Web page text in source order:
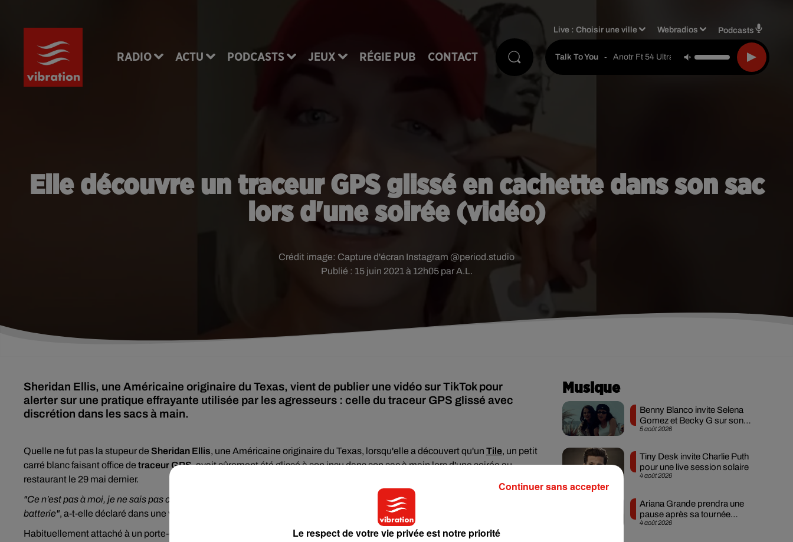
RADIO ACTU PODCASTS JEUX RÉGIE PUB CONTACT
Live :Choisir une ville Webradios Podcasts
Talk To You - Anotr Ft 54 Ultra
Elle découvre un traceur GPS glissé en cachette dans son sac
lors d'une soirée (vidéo)
Publié : 15 juin 2021 à 12h05 par A.L.
Crédit image: Capture d'écran Instagram @period.studio
Sheridan Ellis, une Américaine originaire du Texas, vient de publier une vidéo sur TikTok pour
alerter sur une pratique effrayante utilisée par les agresseurs : celle du traceur GPS glissé avec
discrétion dans les sacs à main.
Quelle ne fut pas la stupeur de Sheridan Ellis, une Américaine originaire du Texas, lorsqu'elle a découvert qu'un Tile, un petit
carré blanc faisant office de traceur GPS, avait sûrement été glissé à son insu dans son sac à main lors d'une soirée au
restaurant le 29 mai dernier.
"Ce n’est pas à moi, je ne sais pas comment c’est arrivé dans mon sac. Ne vous inquiétez pas, j’ai immédiatement enlevé la
batterie", a-t-elle déclaré dans une vidéo publiée sur TikTok dans le but d'alerter contre cette pratique effrayante.
Habituellement attaché à un porte-clés ou au collier d'un animal de compagnie, ce traceur nécessite la présence d'un
Musique
5 août 2026
Benny Blanco invite Selena
Gomez et Becky G sur son
nouveau single
4 août 2026
Tiny Desk invite Charlie Puth
pour une live session solaire
4 août 2026
Ariana Grande prendra une
pause après sa tournée
mondiale
Le respect de votre vie privée est notre priorité
Continuer sans accepter